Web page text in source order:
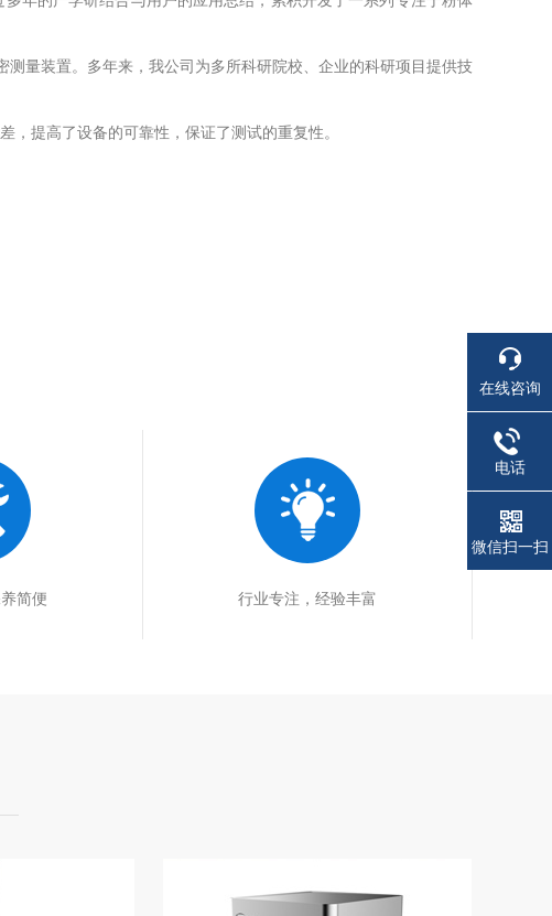
量装置。多年来，我公司为多所科研院校、企业的科研项目提供技
提高了设备的可靠性，保证了测试的重复性。
简便 行业专注，经验丰富
在线咨询
电话
微信扫一扫